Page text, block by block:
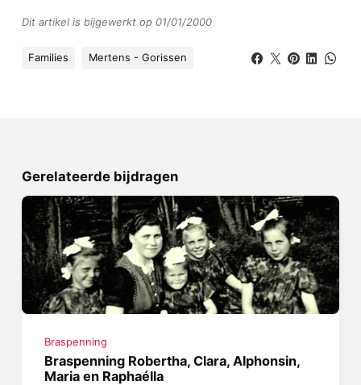
Dit artikel is bijgewerkt op 01/01/2000
Families Mertens - Gorissen
Gerelateerde bijdragen
Braspenning
Braspenning Robertha, Clara, Alphonsin,
Maria en Raphaélla